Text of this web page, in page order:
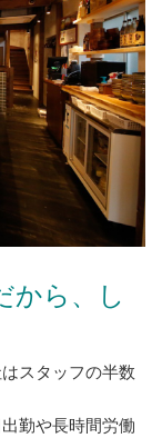
から、し
スタッフの半数
勤や長時間労働